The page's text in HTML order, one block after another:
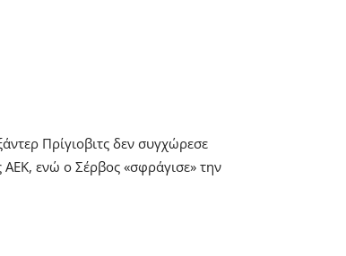
Πρίγιοβιτς δεν συγχώρεσε
ΑΕΚ, ενώ ο Σέρβος «σφράγισε» την